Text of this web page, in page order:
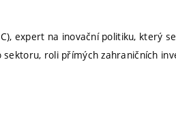
expert na inovační politiku, který
roli přímých zahraničních